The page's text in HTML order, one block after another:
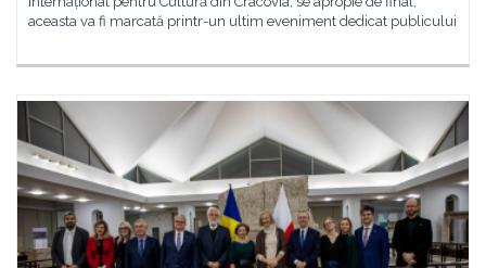
aceasta va fi marcată printr-un ultim eveniment dedicat publicului